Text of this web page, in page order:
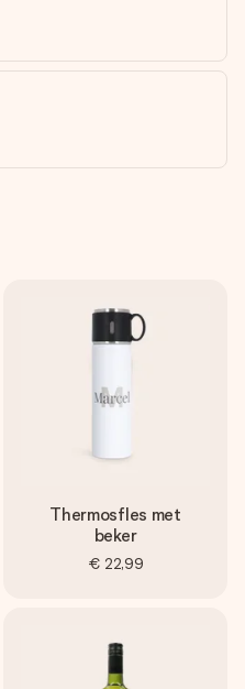
Thermosfles met
beker
€ 22,99